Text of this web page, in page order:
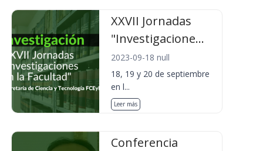
XXVII Jornadas
"Investigacione...
2023-09-18 null
18, 19 y 20 de septiembre
en l...
Leer más
Conferencia